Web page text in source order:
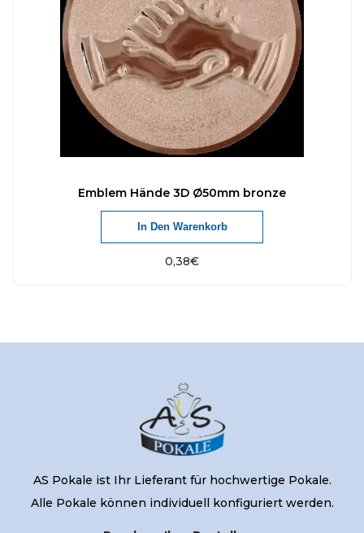
Emblem Hände 3D Ø50mm bronze
0,38€
In Den Warenkorb
AS Pokale ist Ihr Lieferant für hochwertige Pokale.
Alle Pokale können individuell konfiguriert werden.